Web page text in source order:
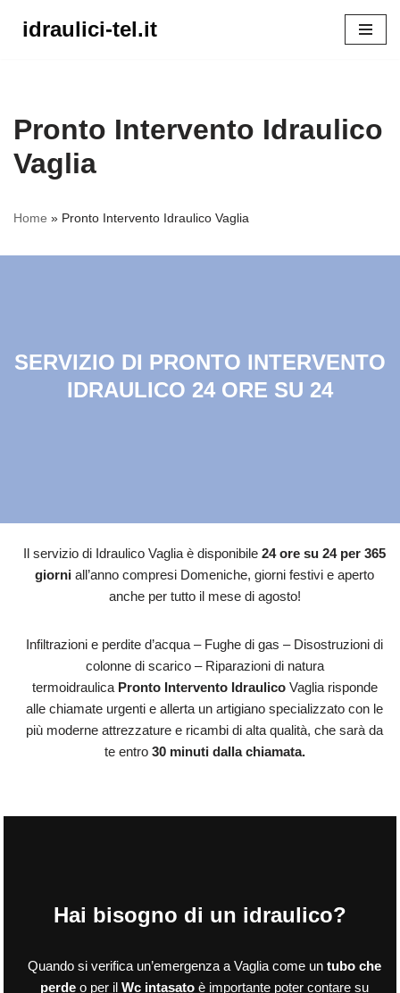
idraulici-tel.it
Home » Pronto Intervento Idraulico Vaglia
Pronto Intervento Idraulico
Vaglia
SERVIZIO DI PRONTO INTERVENTO
IDRAULICO 24 ORE SU 24
Il servizio di Idraulico Vaglia è disponibile 24 ore su 24 per 365
giorni all’anno compresi Domeniche, giorni festivi e aperto
anche per tutto il mese di agosto!
Infiltrazioni e perdite d’acqua – Fughe di gas – Disostruzioni di
colonne di scarico – Riparazioni di natura
termoidraulica Pronto Intervento IdraulicoVaglia risponde
alle chiamate urgenti e allerta un artigiano specializzato con le
più moderne attrezzature e ricambi di alta qualità, che sarà da
te entro30 minuti dalla chiamata.
Hai bisogno di un idraulico?
Quando si verifica un’emergenza a Vaglia come un tubo che
perde o per il Wc intasato è importante poter contare su